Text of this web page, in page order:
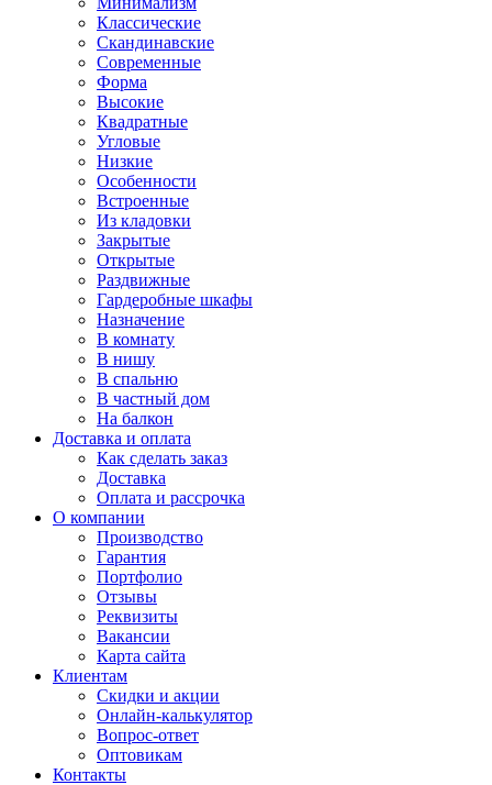
Классические
Скандинавские
Современные
Форма
Высокие
Квадратные
Угловые
Низкие
Особенности
Встроенные
Из кладовки
Закрытые
Открытые
Раздвижные
Гардеробные шкафы
Назначение
В комнату
В нишу
В спальню
В частный дом
На балкон
Доставка и оплата
Как сделать заказ
Доставка
Оплата и рассрочка
О компании
Производство
Гарантия
Портфолио
Отзывы
Реквизиты
Вакансии
Карта сайта
Клиентам
Скидки и акции
Онлайн-калькулятор
Вопрос-ответ
Оптовикам
Контакты